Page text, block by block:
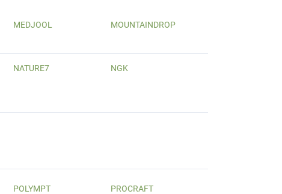
MEDJOOL MOUNTAINDROP
NATURE7 NGK
POLYMPT
PROCRAFT